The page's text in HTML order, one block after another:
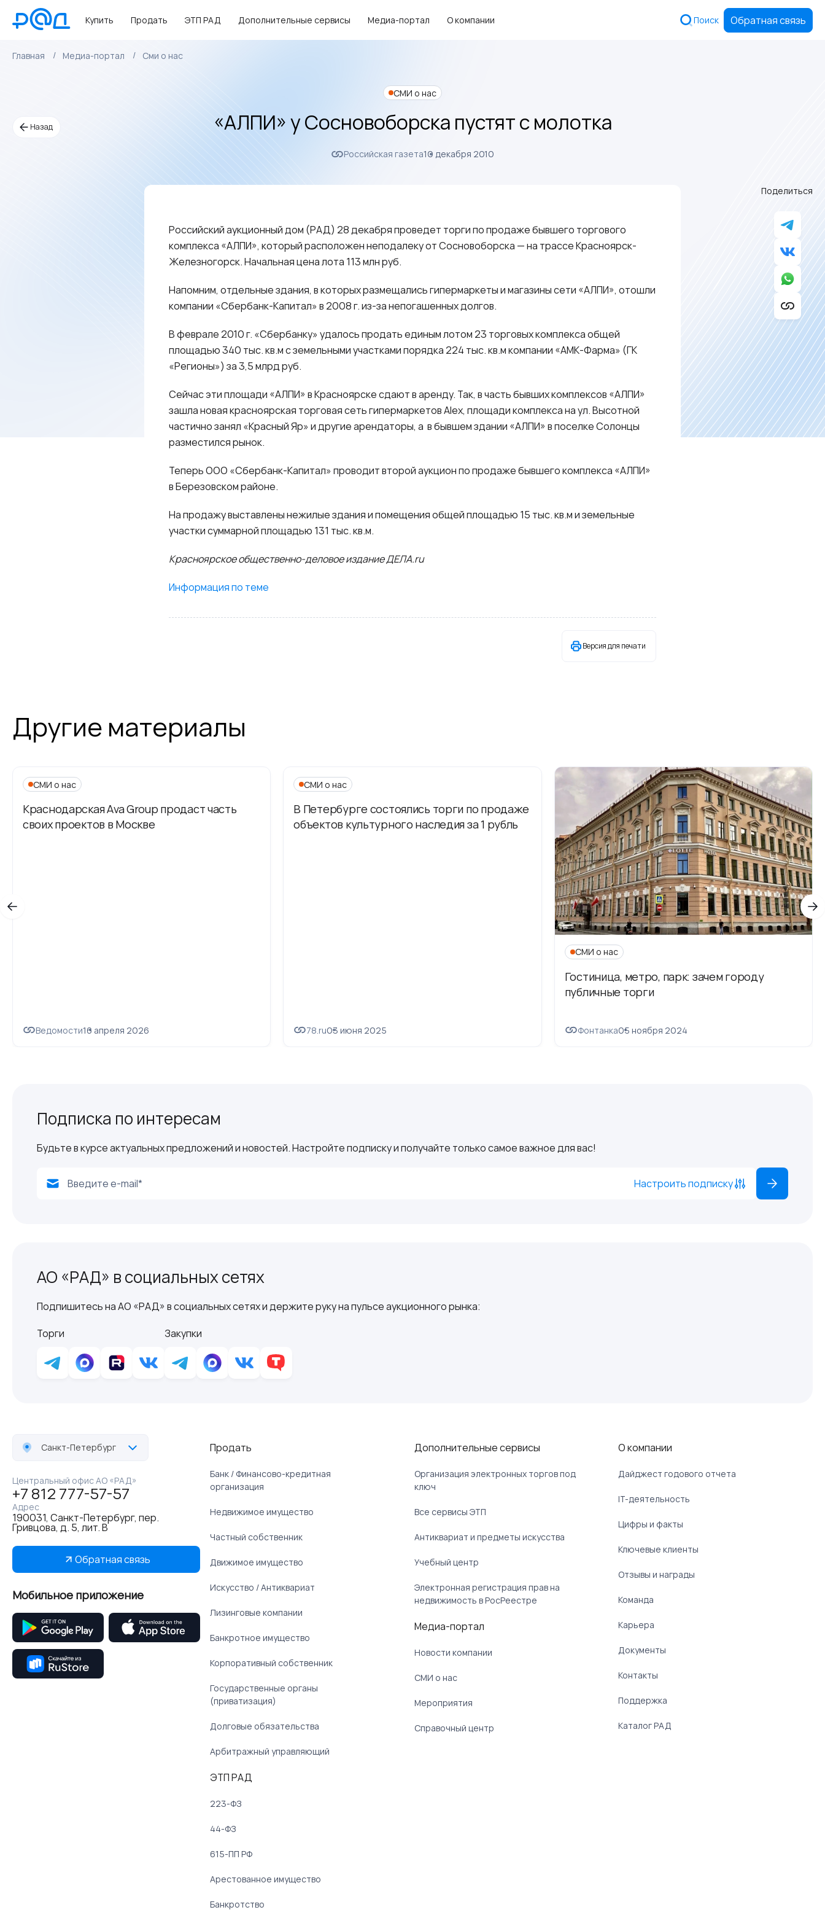
Купить Продать ЭТП РАД Дополнительные сервисы Медиа-портал О компании Поиск Обратная связь
Главная Медиа-портал Сми о нас
Назад
СМИ о нас
«АЛПИ» у Сосновоборска пустят с молотка
Российская газета10 декабря 2010
Российский аукционный дом (РАД) 28 декабря проведет торги по продаже бывшего торгового
комплекса «АЛПИ», который расположен неподалеку от Сосновоборска — на трассе Красноярск-
Железногорск. Начальная цена лота 113 млн руб.
Напомним, отдельные здания, в которых размещались гипермаркеты и магазины сети «АЛПИ», отошли
компании «Сбербанк-Капитал» в 2008 г. из-за непогашенных долгов.
В феврале 2010 г. «Сбербанку» удалось продать единым лотом 23 торговых комплекса общей
площадью 340 тыс. кв.м с земельными участками порядка 224 тыс. кв.м компании «АМК-Фарма» (ГК
«Регионы») за 3,5 млрд руб.
Сейчас эти площади «АЛПИ» в Красноярске сдают в аренду. Так, в часть бывших комп­лексов «АЛПИ»
зашла новая красноярская торговая сеть гипермаркетов Alex, площади комплекса на ул. Высотной
частично занял «Красный Яр» и другие арендаторы, а в бывшем здании «АЛПИ» в по­селке Солонцы
разместился рынок.
Теперь ООО «Сбербанк-Капитал» проводит второй аукцион по продаже бывшего комплекса «АЛПИ»
в Березовском районе.
На продажу выставлены нежилые здания и помещения общей площадью 15 тыс. кв.м и земельные
участки сум­марной площадью 131 тыс. кв.м.
Красноярское общественно-деловое издание ДЕЛА.ru
Информация по теме
Версия для печати
Поделиться
Другие материалы
СМИ о нас
Краснодарская Ava Group продаст часть
своих проектов в Москве
Ведомости16 апреля 2026
СМИ о нас
В Петербурге состоялись торги по продаже
объектов культурного наследия за 1 рубль
78.ru03 июня 2025
СМИ о нас
Гостиница, метро, парк: зачем городу
публичные торги
Фонтанка05 ноября 2024
Подписка по интересам
Будьте в курсе актуальных предложений и новостей. Настройте подписку и получайте только самое важное для вас!
Настроить подписку
АО «РАД» в социальных сетях
Подпишитесь на АО «РАД» в социальных сетях и держите руку на пульсе аукционного рынка:
Торги
Закупки
Санкт-Петербург
Центральный офис АО «РАД»
+7 812 777-57-57
Адрес
190031, Санкт-Петербург, пер.
Гривцова, д. 5, лит. В
Обратная связь
Мобильное приложение
Продать
Банк / Финансово-кредитная
организация
Недвижимое имущество
Частный собственник
Движимое имущество
Искусство / Антиквариат
Лизинговые компании
Банкротное имущество
Корпоративный собственник
Государственные органы
(приватизация)
Долговые обязательства
Арбитражный управляющий
ЭТП РАД
223-ФЗ
44-ФЗ
615-ПП РФ
Арестованное имущество
Банкротство
Дополнительные сервисы
Организация электронных торгов под
ключ
Все сервисы ЭТП
Антиквариат и предметы искусства
Учебный центр
Электронная регистрация прав на
недвижимость в РосРеестре
Медиа-портал
Новости компании
СМИ о нас
Мероприятия
Справочный центр
О компании
Дайджест годового отчета
IT-деятельность
Цифры и факты
Ключевые клиенты
Отзывы и награды
Команда
Карьера
Документы
Контакты
Поддержка
Каталог РАД